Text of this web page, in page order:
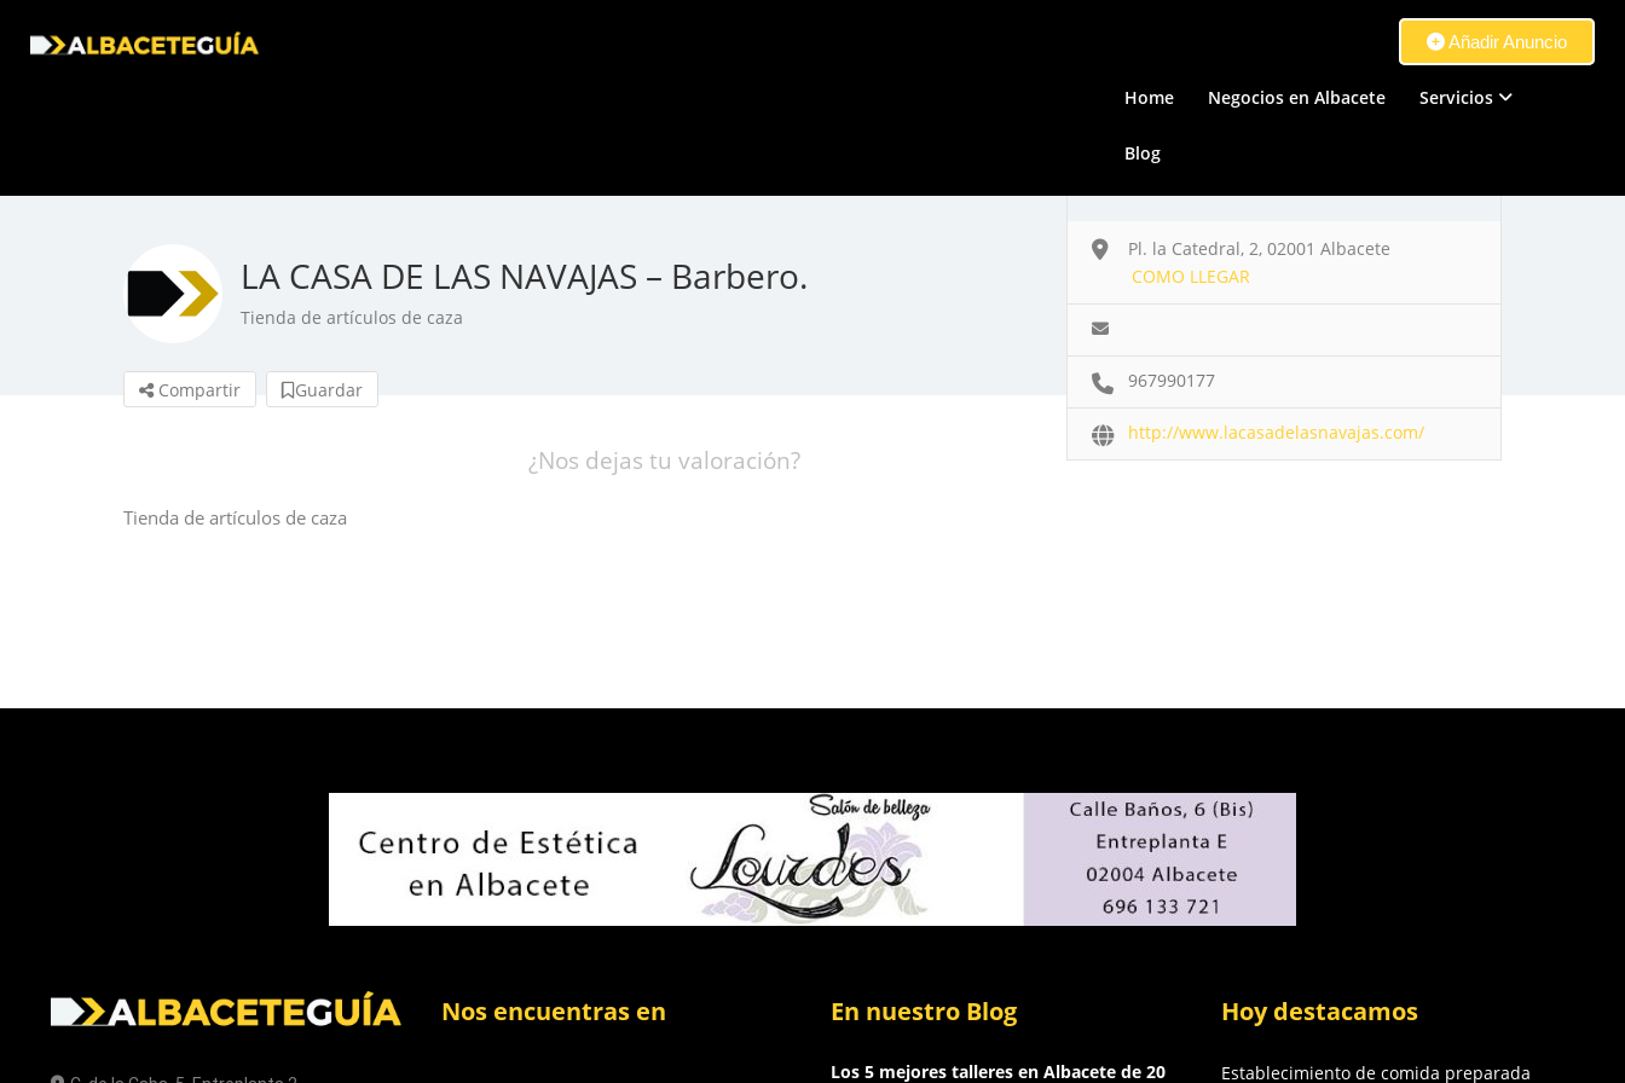
Añadir Anuncio
Home Negocios en Albacete Servicios
Blog
LA CASA DE LAS NAVAJAS – Barbero.
Tienda de artículos de caza
Compartir Guardar
¿Nos dejas tu valoración?
Tienda de artículos de caza
Pl. la Catedral, 2, 02001 Albacete
COMO LLEGAR
967990177
http://www.lacasadelasnavajas.com/
Nos encuentras en En nuestro Blog
Los 5 mejores talleres en Albacete de 20
Hoy destacamos
Establecimiento de comida preparada